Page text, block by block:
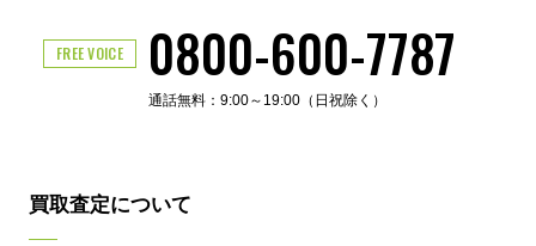
FREE VOICE 0800-600-7787
通話無料：9:00～19:00（日祝除く）
買取査定について